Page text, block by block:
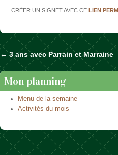
CRÉER UN SIGNET AVEC CELIEN
Naviguer dans les
←3 ans avec Parrain et Marraine
Mon planning
Menu de la semaine
Activités du mois